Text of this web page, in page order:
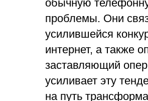
обычную
проблемы. Они
усилившейся
интернет, а также
заставляющий
усиливает эту
на путь